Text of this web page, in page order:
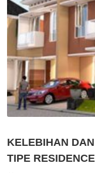
KELEBIHAN
TIPE RESIDENCE